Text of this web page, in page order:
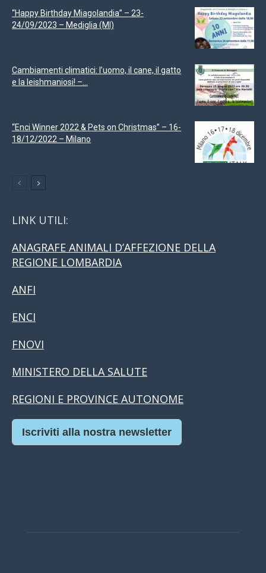
“Happy Birthday Miagolandia” – 23-
24/09/2023 – Mediglia (MI)
Cambiamenti climatici: l’uomo, il cane, il gatto
e la leishmaniosi! –...
“Enci Winner 2022 & Pets on Christmas” – 16-
18/12/2022 – Milano
LINK UTILI:
ANAGRAFE ANIMALI D’AFFEZIONE DELLA
REGIONE LOMBARDIA
ANFI
ENCI
FNOVI
MINISTERO DELLA SALUTE
REGIONI E PROVINCE AUTONOME
Iscriviti alla nostra newsletter